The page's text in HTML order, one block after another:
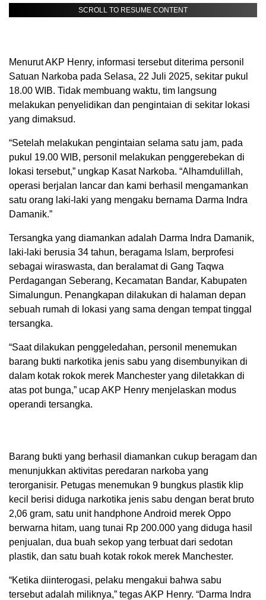
SCROLL TO RESUME CONTENT
Menurut AKP Henry, informasi tersebut diterima personil
Satuan Narkoba pada Selasa, 22 Juli 2025, sekitar pukul
18.00 WIB. Tidak membuang waktu, tim langsung
melakukan penyelidikan dan pengintaian di sekitar lokasi
yang dimaksud.
“Setelah melakukan pengintaian selama satu jam, pada
pukul 19.00 WIB, personil melakukan penggerebekan di
lokasi tersebut,” ungkap Kasat Narkoba. “Alhamdulillah,
operasi berjalan lancar dan kami berhasil mengamankan
satu orang laki-laki yang mengaku bernama Darma Indra
Damanik.”
Tersangka yang diamankan adalah Darma Indra Damanik,
laki-laki berusia 34 tahun, beragama Islam, berprofesi
sebagai wiraswasta, dan beralamat di Gang Taqwa
Perdagangan Seberang, Kecamatan Bandar, Kabupaten
Simalungun. Penangkapan dilakukan di halaman depan
sebuah rumah di lokasi yang sama dengan tempat tinggal
tersangka.
“Saat dilakukan penggeledahan, personil menemukan
barang bukti narkotika jenis sabu yang disembunyikan di
dalam kotak rokok merek Manchester yang diletakkan di
atas pot bunga,” ucap AKP Henry menjelaskan modus
operandi tersangka.
Barang bukti yang berhasil diamankan cukup beragam dan
menunjukkan aktivitas peredaran narkoba yang
terorganisir. Petugas menemukan 9 bungkus plastik klip
kecil berisi diduga narkotika jenis sabu dengan berat bruto
2,06 gram, satu unit handphone Android merek Oppo
berwarna hitam, uang tunai Rp 200.000 yang diduga hasil
penjualan, dua buah sekop yang terbuat dari sedotan
plastik, dan satu buah kotak rokok merek Manchester.
“Ketika diinterogasi, pelaku mengakui bahwa sabu
tersebut adalah miliknya,” tegas AKP Henry. “Darma Indra